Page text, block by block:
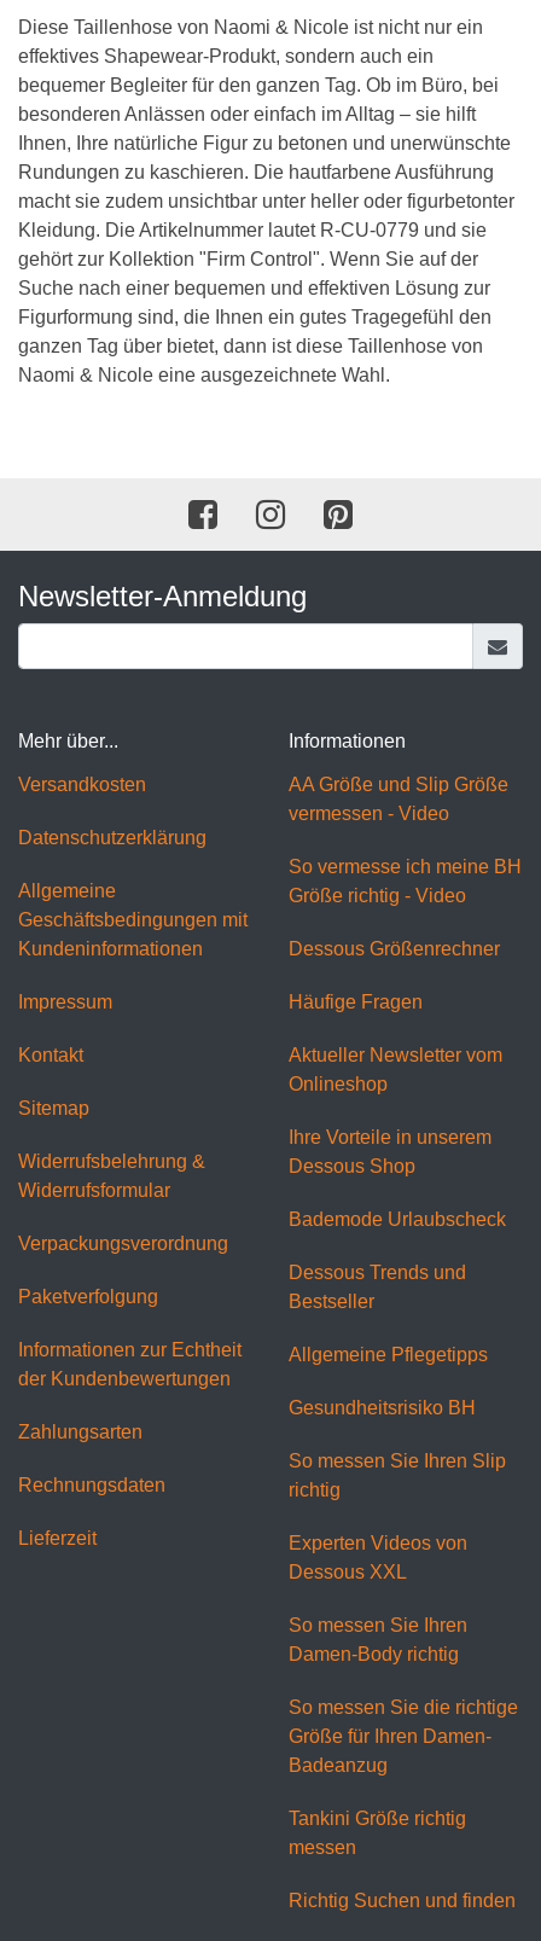
Diese Taillenhose von Naomi & Nicole ist nicht nur ein
effektives Shapewear-Produkt, sondern auch ein
bequemer Begleiter für den ganzen Tag. Ob im Büro, bei
besonderen Anlässen oder einfach im Alltag – sie hilft
Ihnen, Ihre natürliche Figur zu betonen und unerwünschte
Rundungen zu kaschieren. Die hautfarbene Ausführung
macht sie zudem unsichtbar unter heller oder figurbetonter
Kleidung. Die Artikelnummer lautet R-CU-0779 und sie
gehört zur Kollektion "Firm Control". Wenn Sie auf der
Suche nach einer bequemen und effektiven Lösung zur
Figurformung sind, die Ihnen ein gutes Tragegefühl den
ganzen Tag über bietet, dann ist diese Taillenhose von
Naomi & Nicole eine ausgezeichnete Wahl.
Newsletter-Anmeldung
Mehr über...
Versandkosten
Datenschutzerklärung
Allgemeine
Geschäftsbedingungen mit
Kundeninformationen
Impressum
Kontakt
Sitemap
Widerrufsbelehrung &
Widerrufsformular
Verpackungsverordnung
Paketverfolgung
Informationen zur Echtheit
der Kundenbewertungen
Zahlungsarten
Rechnungsdaten
Lieferzeit
Informationen
AA Größe und Slip Größe
vermessen - Video
So vermesse ich meine BH
Größe richtig - Video
Dessous Größenrechner
Häufige Fragen
Aktueller Newsletter vom
Onlineshop
Ihre Vorteile in unserem
Dessous Shop
Bademode Urlaubscheck
Dessous Trends und
Bestseller
Allgemeine Pflegetipps
Gesundheitsrisiko BH
So messen Sie Ihren Slip
richtig
Experten Videos von
Dessous XXL
So messen Sie Ihren
Damen-Body richtig
So messen Sie die richtige
Größe für Ihren Damen-
Badeanzug
Tankini Größe richtig
messen
Richtig Suchen und finden